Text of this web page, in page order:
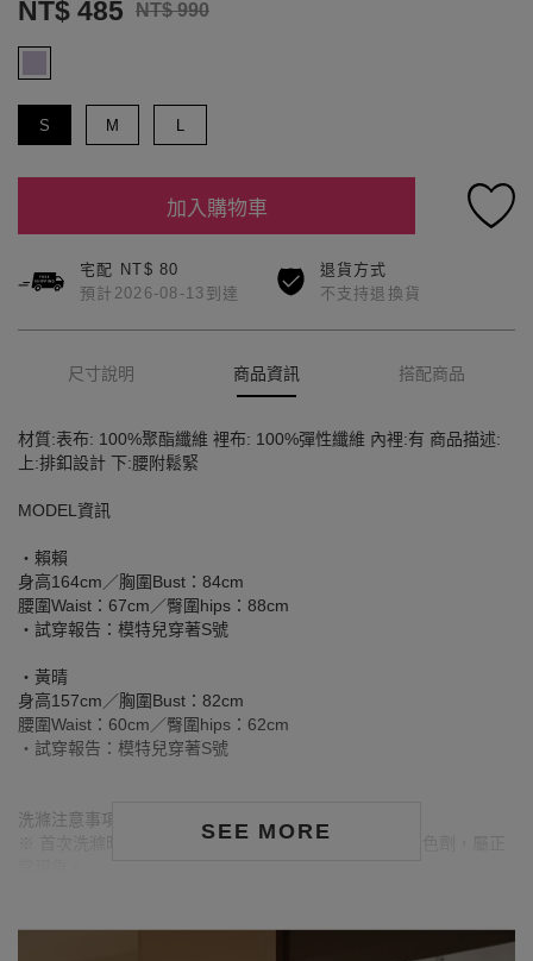
NT$ 485 NT$ 990
S M L
加入購物車
宅配 NT$ 80
預計2026-08-13到達
退貨方式
不支持退換貨
尺寸說明 商品資訊 搭配商品
SEE MORE
材質:表布: 100%聚酯纖維 裡布: 100%彈性纖維 內裡:有 商品描述:
上:排釦設計 下:腰附鬆緊
MODEL資訊
‧賴賴
身高164cm／胸圍Bust：84cm
腰圍Waist：67cm／臀圍hips：88cm
‧試穿報告：模特兒穿著S號
‧黃晴
身高157cm／胸圍Bust：82cm
腰圍Waist：60cm／臀圍hips：62cm
‧試穿報告：模特兒穿著S號
洗滌注意事項：
※ 首次洗滌時，深色／飽和色系布料較易釋出多餘的固色劑，屬正